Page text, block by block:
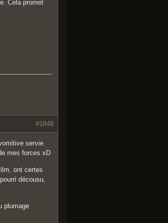
Cela promet
#1848
servie
mes forces xD
ont certes
décousu,
plumage